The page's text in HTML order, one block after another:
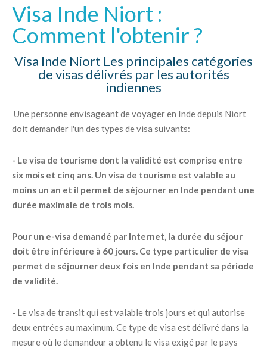
Visa Inde Niort :
Comment l'obtenir ?
Visa Inde Niort Les principales catégories
de visas délivrés par les autorités
indiennes
Une personne envisageant de voyager en Inde depuis Niort
doit demander l'un des types de visa suivants:
- Le visa de tourisme dont la validité est comprise entre
six mois et cinq ans. Un visa de tourisme est valable au
moins un an et il permet de séjourner en Inde pendant une
durée maximale de trois mois.
Pour un e-visa demandé par Internet, la durée du séjour
doit être inférieure à 60 jours. Ce type particulier de visa
permet de séjourner deux fois en Inde pendant sa période
de validité.
- Le visa de transit qui est valable trois jours et qui autorise
deux entrées au maximum. Ce type de visa est délivré dans la
mesure où le demandeur a obtenu le visa exigé par le pays